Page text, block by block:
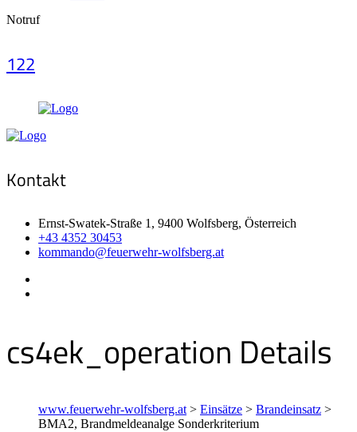
Notruf
122
Kontakt
Ernst-Swatek-Straße 1, 9400 Wolfsberg, Österreich
+43 4352 30453
kommando@feuerwehr-wolfsberg.at
cs4ek_operation Details
www.feuerwehr-wolfsberg.at > Einsätze > Brandeinsatz >
BMA2, Brandmeldeanalge Sonderkriterium